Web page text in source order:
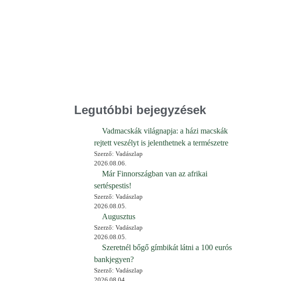
Legutóbbi bejegyzések
Vadmacskák világnapja: a házi macskák
rejtett veszélyt is jelenthetnek a természetre
Szerző: Vadászlap
2026.08.06.
Már Finnországban van az afrikai
sertéspestis!
Szerző: Vadászlap
2026.08.05.
Augusztus
Szerző: Vadászlap
2026.08.05.
Szeretnél bőgő gímbikát látni a 100 eurós
bankjegyen?
Szerző: Vadászlap